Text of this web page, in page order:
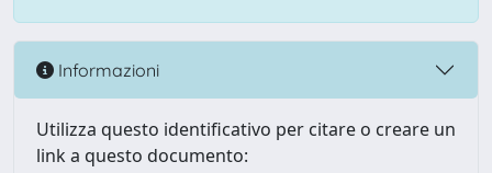
Informazioni
Utilizza questo identificativo per citare o creare un
link a questo documento: